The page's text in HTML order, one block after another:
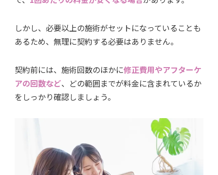
しかし、必要以上の施術がセットになっていることも
あるため、無理に契約する必要はありません。
契約前には、施術回数のほかに修正費用やアフターケ
アの回数など、どの範囲までが料金に含まれているか
をしっかり確認しましょう。